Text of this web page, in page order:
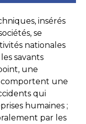
insérés
se
nationales
savants
une
comportent une
qui
humaines ;
par les